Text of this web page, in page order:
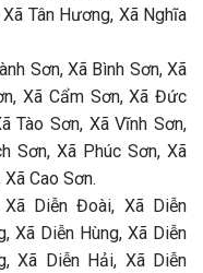
Tân Hương, Xã Nghĩa
Sơn, Xã Bình Sơn, Xã
Xã Cẩm Sơn, Xã Đức
Tào Sơn, Xã Vĩnh Sơn,
Sơn, Xã Phúc Sơn, Xã
Cao Sơn.
Diễn Đoài, Xã Diễn
Xã Diễn Hùng, Xã Diễn
Xã Diễn Hải, Xã Diễn